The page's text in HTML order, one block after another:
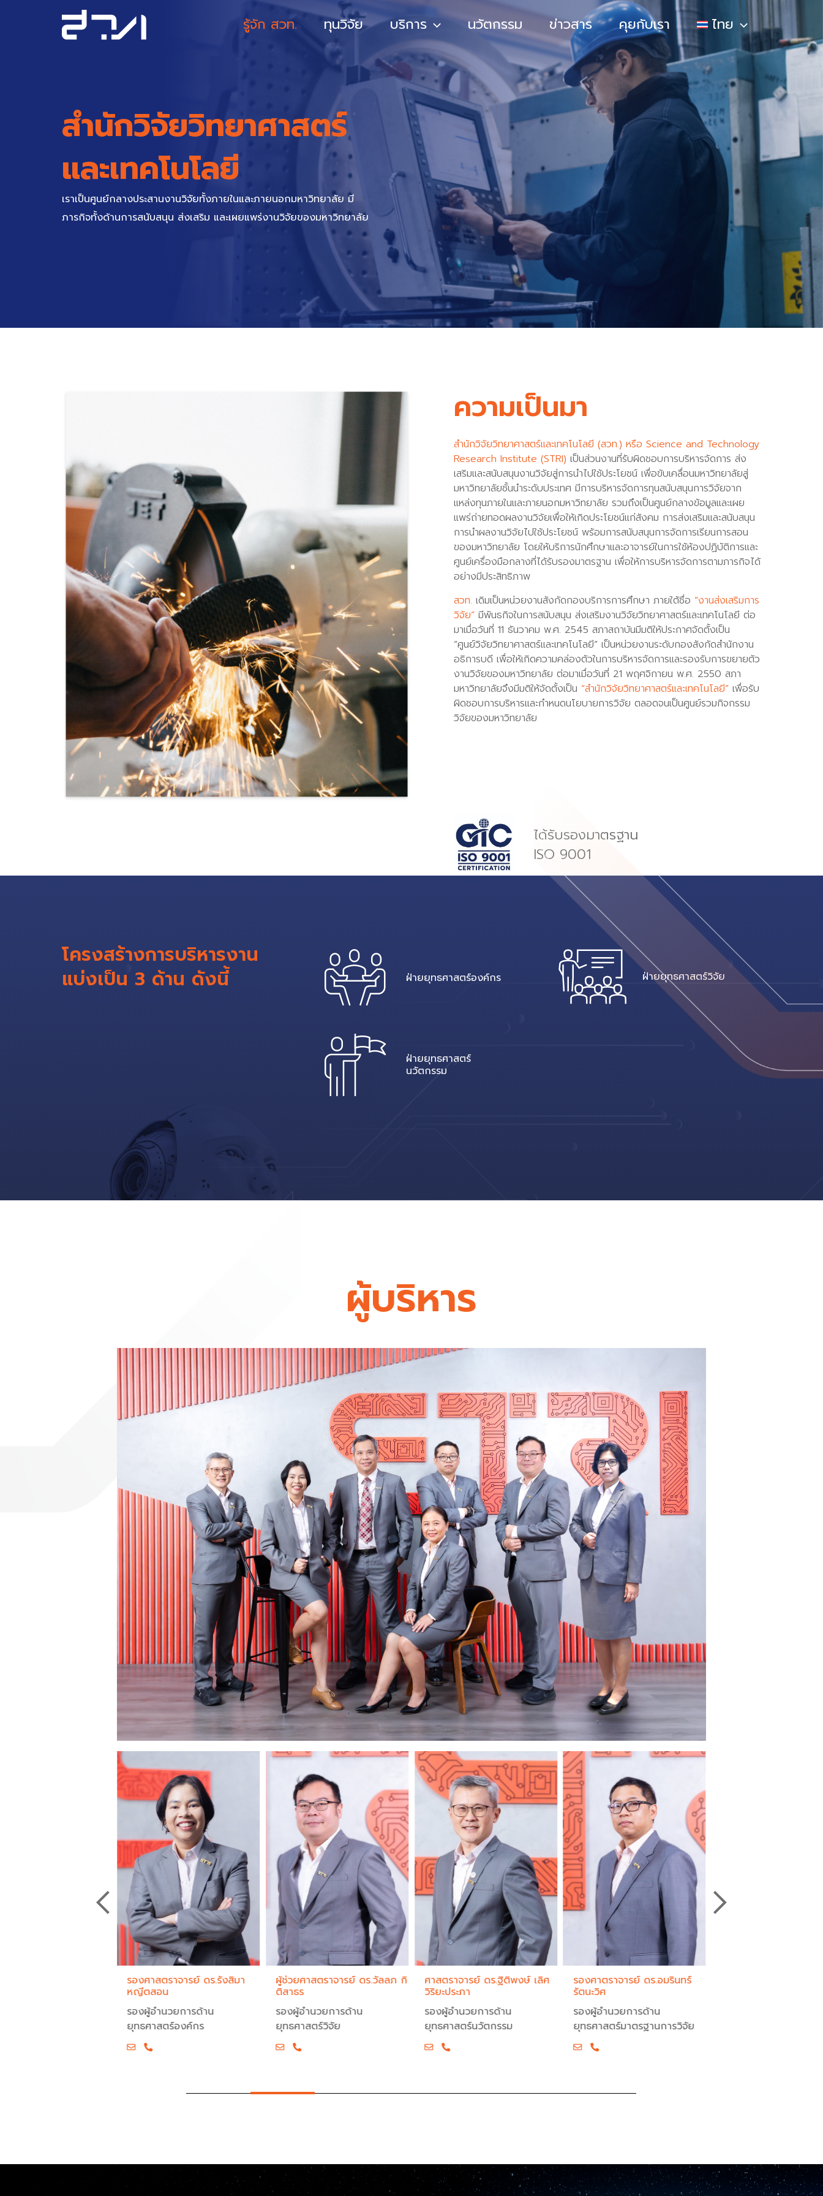
รู้จัก สวท. ทุนวิจัย บริการ นวัตกรรม ข่าวสาร คุยกับเรา ไทย
สำนักวิจัยวิทยาศาสตร์
และเทคโนโลยี
เราเป็นศูนย์กลางประสานงานวิจัยทั้งภายในและภายนอกมหาวิทยาลัย มี
ภารกิจทั้งด้านการสนับสนุน ส่งเสริม และเผยแพร่งานวิจัยของมหาวิทยาลัย
ความเป็นมา
สำนักวิจัยวิทยาศาสตร์และเทคโนโลยี (สวท.) หรือ Science and Technology
Research Institute (STRI) เป็นส่วนงานที่รับผิดชอบการบริหารจัดการ ส่ง
เสริมและสนับสนุนงานวิจัยสู่การนำไปใช้ประโยชน์ เพื่อขับเคลื่อนมหาวิทยาลัยสู่
มหาวิทยาลัยชั้นนำระดับประเทศ มีการบริหารจัดการทุนสนับสนุนการวิจัยจาก
แหล่งทุนภายในและภายนอกมหาวิทยาลัย รวมถึงเป็นศูนย์กลางข้อมูลและเผย
แพร่ถ่ายทอดผลงานวิจัยเพื่อให้เกิดประโยชน์แก่สังคม การส่งเสริมและสนับสนุน
การนำผลงานวิจัยไปใช้ประโยชน์ พร้อมการสนับสนุนการจัดการเรียนการสอน
ของมหาวิทยาลัย โดยให้บริการนักศึกษาและอาจารย์ในการใช้ห้องปฏิบัติการและ
ศูนย์เครื่องมือกลางที่ได้รับรองมาตรฐาน เพื่อให้การบริหารจัดการตามภารกิจได้
อย่างมีประสิทธิภาพ
สวท. เดิมเป็นหน่วยงานสังกัดกองบริการการศึกษา ภายใต้ชื่อ “งานส่งเสริมการ
วิจัย”มีพันธกิจในการสนับสนุน ส่งเสริมงานวิจัยวิทยาศาสตร์และเทคโนโลยี ต่อ
มาเมื่อวันที่ 11 ธันวาคม พ.ศ. 2545 สภาสถาบันมีมติให้ประกาศจัดตั้งเป็น
“ศูนย์วิจัยวิทยาศาสตร์และเทคโนโลยี” เป็นหน่วยงานระดับกองสังกัดสำนักงาน
อธิการบดี เพื่อให้เกิดความคล่องตัวในการบริหารจัดการและรองรับการขยายตัว
งานวิจัยของมหาวิทยาลัย ต่อมาเมื่อวันที่ 21 พฤศจิกายน พ.ศ. 2550 สภา
มหาวิทยาลัยจึงมีมติให้จัดตั้งเป็น “สำนักวิจัยวิทยาศาสตร์และเทคโนโลยี”เพื่อรับ
ผิดชอบการบริหารและกำหนดนโยบายการวิจัย ตลอดจนเป็นศูนย์รวมกิจกรรม
วิจัยของมหาวิทยาลัย
ได้รับรองมาตรฐาน
ISO 9001
โครงสร้างการบริหารงาน
แบ่งเป็น 3 ด้าน ดังนี้
ฝ่ายยุทธศาสตร์องค์กร
ฝ่ายยุทธศาสตร์
นวัตกรรม
ฝ่ายยุทธศาสตร์วิจัย
ผู้บริหาร
รองศาสตราจารย์ ดร.รังสิมา
หญีตสอน
รองผู้อำนวยการด้าน
ยุทธศาสตร์องค์กร
ผู้ช่วยศาสตราจารย์ ดร.วัลลภ กิ
ติสาธร
รองผู้อำนวยการด้าน
ยุทธศาสตร์วิจัย
ศาสตราจารย์ ดร.ฐิติพงษ์ เลิศ
วิริยะประภา
รองผู้อำนวยการด้าน
ยุทธศาสตร์นวัตกรรม
รองศาตราจารย์ ดร.อมรินทร์
รัตนะวิศ
รองผู้อำนวยการด้าน
ยุทธศาสตร์มาตรฐานการวิจัย